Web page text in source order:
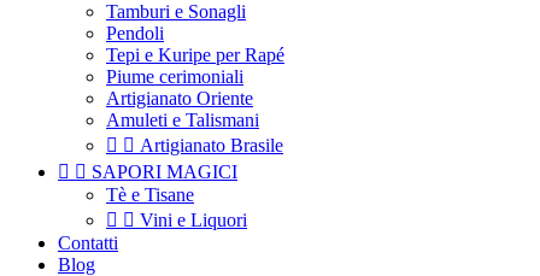
Tamburi e Sonagli
Pendoli
Tepi e Kuripe per Rapé
Piume cerimoniali
Artigianato Oriente
Amuleti e Talismani
  Artigianato Brasile
  SAPORI MAGICI
Tè e Tisane
  Vini e Liquori
Contatti
Blog